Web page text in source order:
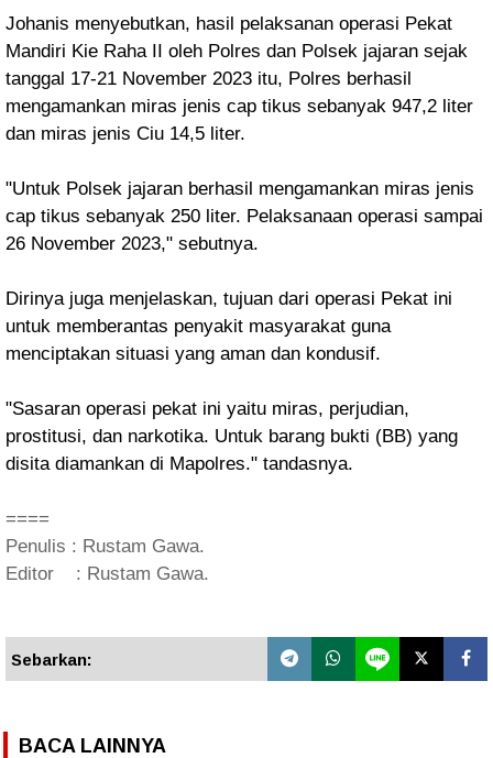
Johanis menyebutkan, hasil pelaksanan operasi Pekat
Mandiri Kie Raha II oleh Polres dan Polsek jajaran sejak
tanggal 17-21 November 2023 itu, Polres berhasil
mengamankan miras jenis cap tikus sebanyak 947,2 liter
dan miras jenis Ciu 14,5 liter.
"Untuk Polsek jajaran berhasil mengamankan miras jenis
cap tikus sebanyak 250 liter. Pelaksanaan operasi sampai
26 November 2023," sebutnya.
Dirinya juga menjelaskan, tujuan dari operasi Pekat ini
untuk memberantas penyakit masyarakat guna
menciptakan situasi yang aman dan kondusif.
"Sasaran operasi pekat ini yaitu miras, perjudian,
prostitusi, dan narkotika. Untuk barang bukti (BB) yang
disita diamankan di Mapolres." tandasnya.
====
Penulis : Rustam Gawa.
Editor : Rustam Gawa.
Sebarkan:
BACA LAINNYA